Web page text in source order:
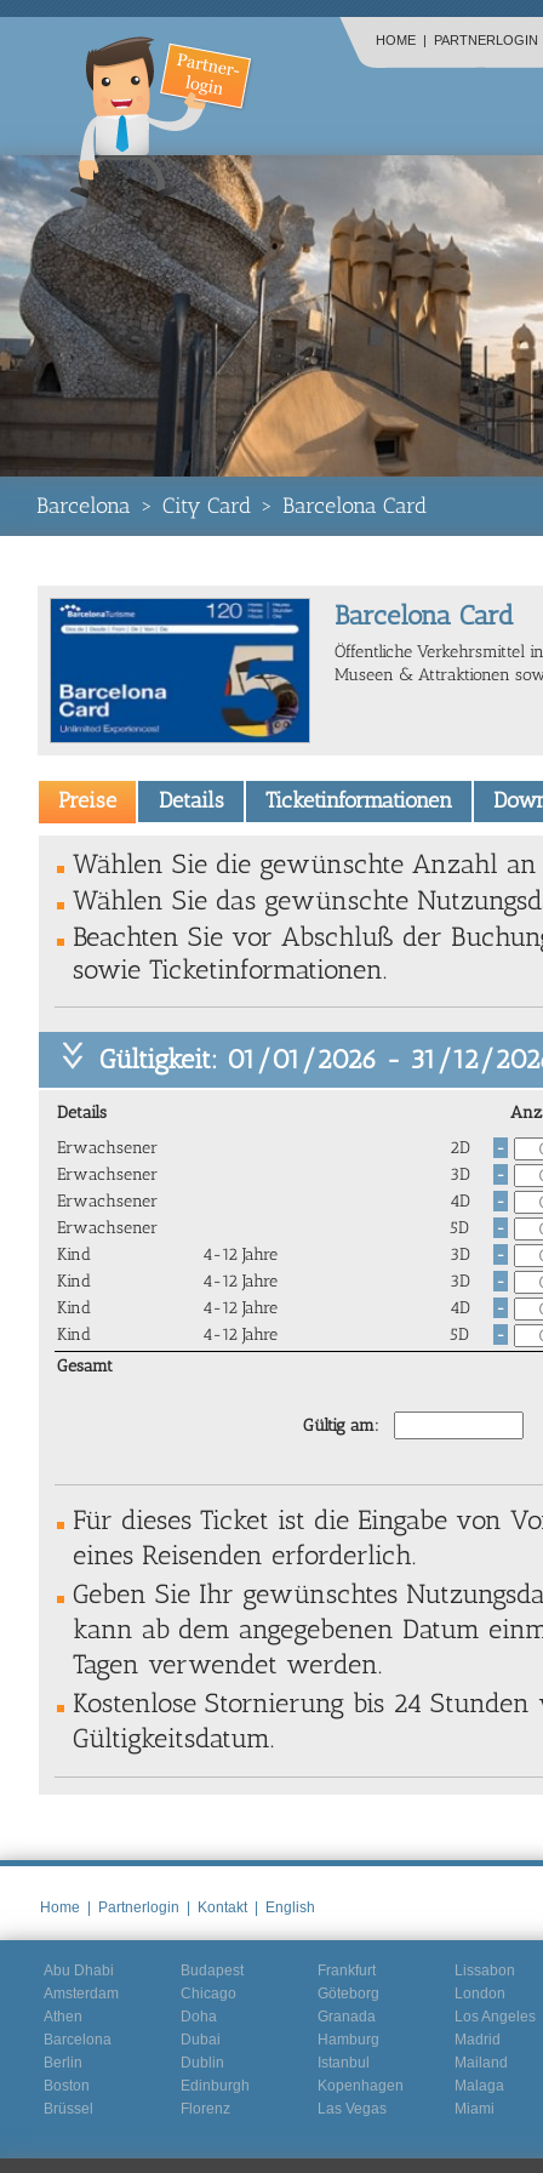
HOME | PARTNERLOGIN
Barcelona > City Card > Barcelona Card
Barcelona Card
Öffentliche Verkehrsmittel
Museen & Attraktionen
Preise Details Ticketinformationen
Wählen Sie die gewünschte Anzahl an
Wählen Sie das gewünschte
Beachten Sie vor Abschluß der
sowie Ticketinformationen.
Gültigkeit: 01/01/2026 - 31/12/
Details
Erwachsener
2D -
Erwachsener 3D -
Erwachsener 4D -
Erwachsener 5D -
Kind 4-12 Jahre 3D -
Kind 4-12 Jahre 3D -
Kind 4-12 Jahre 4D -
Kind 4-12 Jahre 5D -
Gesamt
Gültig am:
Für dieses Ticket ist die Eingabe von
eines Reisenden erforderlich.
Geben Sie Ihr gewünschtes
kann ab dem angegebenen Datum
Tagen verwendet werden.
Kostenlose Stornierung bis 24
Gültigkeitsdatum.
Home Partnerlogin Kontakt English
Abu Dhabi
Amsterdam
Athen
Barcelona
Berlin
Boston
Brüssel
Budapest
Chicago
Doha
Dubai
Dublin
Edinburgh
Florenz
Frankfurt
Göteborg
Granada
Hamburg
Istanbul
Kopenhagen
Las Vegas
Lissabon
London
Los Angeles
Madrid
Mailand
Malaga
Miami